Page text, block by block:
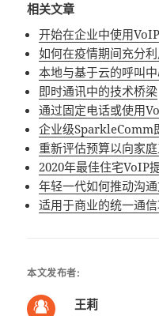
相关文章
开始在企业中使用
如何在疫情期间充分
本地与基于云的呼叫
即时通讯中的技术桥梁
通过固定电话或使用
企业级SparkleComm
重新评估预算以向家庭
2020年最佳住宅VoIP
年轻一代如何推动沟通
适用于商业的统一通
本文发布者:
王莉